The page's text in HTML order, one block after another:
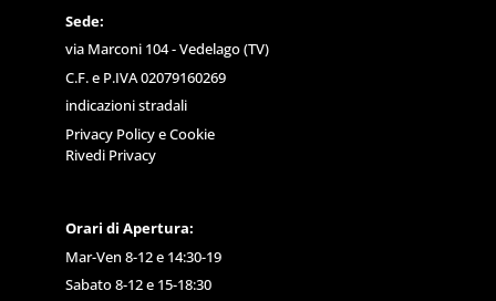
Sede:
via Marconi 104 - Vedelago (TV)
C.F. e P.IVA 02079160269
indicazioni stradali
Privacy PolicyeCookie
Rivedi Privacy
Orari di Apertura:
Mar-Ven 8-12 e 14:30-19
Sabato 8-12 e 15-18:30